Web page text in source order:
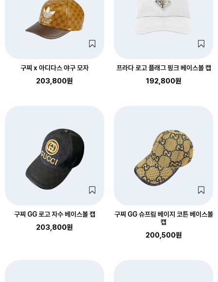
구찌 x 아디다스 야구 모자
203,800원
프라다 로고 플래그 핑크 베이스볼 캡
192,800원
구찌 GG 로고 자수 베이스볼 캡
203,800원
구찌 GG 슈프림 베이지 코튼 베이스볼
캡
200,500원